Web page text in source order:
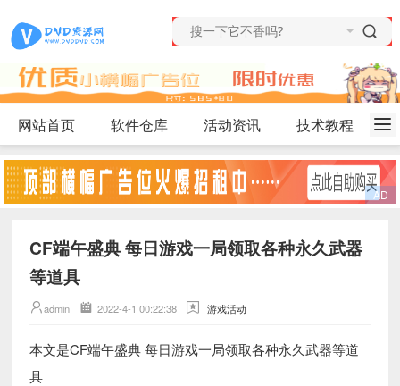
网站首页 软件仓库 活动资讯 技术教程
CF端午盛典 每日游戏一局领取各种永久武器
等道具
admin 2022-4-1 00:22:38 游戏活动
本文是CF端午盛典 每日游戏一局领取各种永久武器等道
具